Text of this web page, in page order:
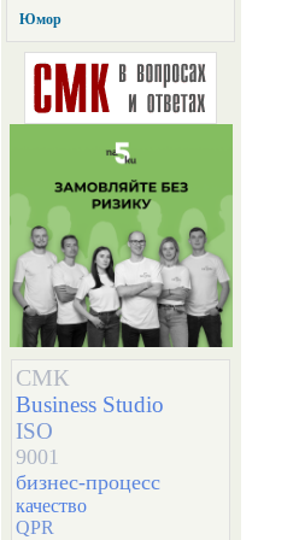
Юмор
СМК
Business Studio
ISO
9001
бизнес-процесс
качество
QPR